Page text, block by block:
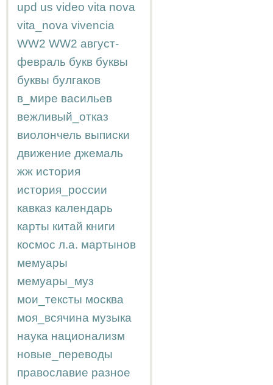
upd us video vita nova
vita_nova vivencia
WW2 WW2 август-
февраль букв буквы
буквы булгаков
в_мире васильев
вежливый_отказ
виолончель выписки
движение джемаль
жж история
история_россии
кавказ календарь
карты китай книги
космос л.а. мартынов
мемуары
мемуары_муз
мои_тексты москва
моя_всячина музыка
наука национализм
новые_переводы
православие разное